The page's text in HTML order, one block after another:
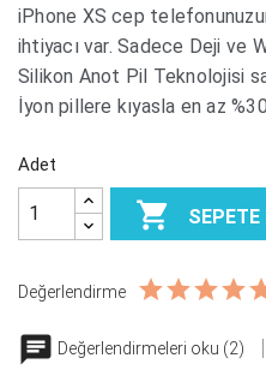
iPhone XS cep
ihtiyacı var. Sadece Deji ve
Silikon Anot Pil Teknolojisi
İyon pillere kıyasla en az
Adet
 SEPETE
Değerlendirme
Değerlendirmeleri oku (2)